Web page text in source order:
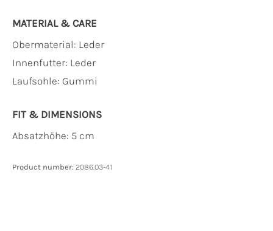
MATERIAL & CARE
Obermaterial: Leder
Innenfutter: Leder
Laufsohle: Gummi
FIT & DIMENSIONS
Absatzhöhe: 5 cm
Product number: 2086.03-41